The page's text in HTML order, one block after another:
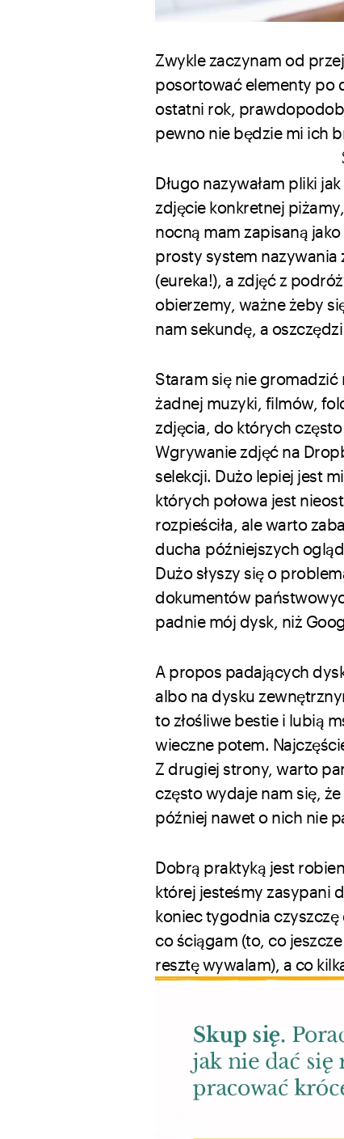
Zwykle zaczynam od
posortować elementy po
ostatni rok,
pewno nie będzie mi ich
Długo nazywałam pliki
zdjęcie konkretnej
nocną mam zapisaną
prosty system
(eureka!), a zdjęć z
obierzemy, ważne żeby
nam sekundę, a
Staram się nie
żadnej muzyki, filmów,
zdjęcia, do których
Wgrywanie zdjęć na
selekcji. Dużo lepiej jest
których połowa jest
rozpieściła, ale warto
ducha późniejszych
Dużo słyszy się o
dokumentów
padnie mój dysk, niż
A propos padających
albo na dysku
to złośliwe bestie i lubią
wieczne potem.
Z drugiej strony, warto
często wydaje nam się,
później nawet o nich nie
Dobrą praktyką jest
której jesteśmy zasypani
koniec tygodnia
co ściągam (to, co
resztę wywalam), a co